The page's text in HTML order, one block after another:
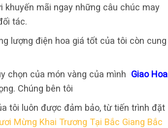
mãi ngay những câu chúc may
tác.
lượng điện hoa giá tốt của tôi còn cung
chọn của món vàng của mình Giao Hoa
Chúng bên tôi
tôi luôn được đảm bảo, từ tiến trình đặt
Mừng Khai Trương Tại Bắc Giang Bắc